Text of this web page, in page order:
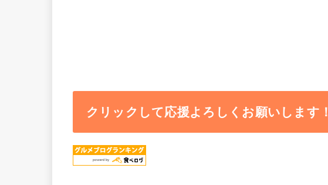
クリックして応援よろしくお願いします！